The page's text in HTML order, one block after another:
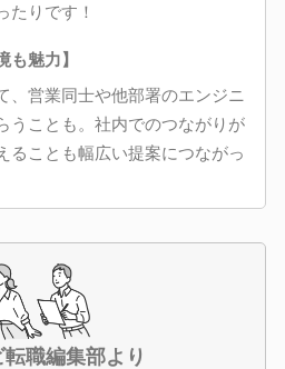
たりです！
も魅力】
、営業同士や他部署のエンジニ
うことも。社内でのつながりが
ることも幅広い提案につながっ
職編集部より